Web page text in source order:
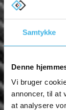
Samtykke
Denne
Vi bruger
annoncer, til at
at analysere
Få et
Vi vender